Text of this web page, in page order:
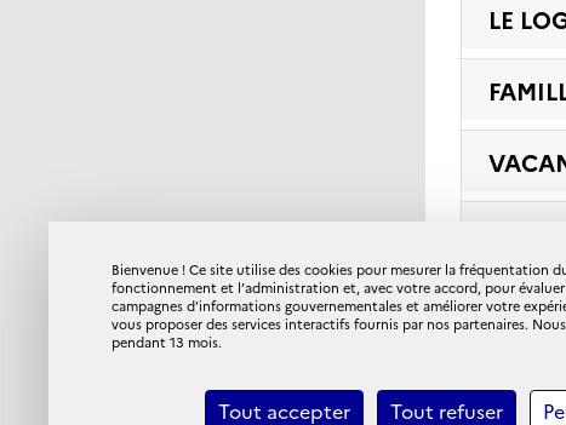
Bienvenue ! Ce site utilise des cookies pour mesurer la fréquentation
fonctionnement et l’administration et, avec votre accord, pour
campagnes d’informations gouvernementales et améliorer votre
vous proposer des services interactifs fournis par nos partenaires.
pendant 13 mois.
Tout accepter Tout refuser
LE